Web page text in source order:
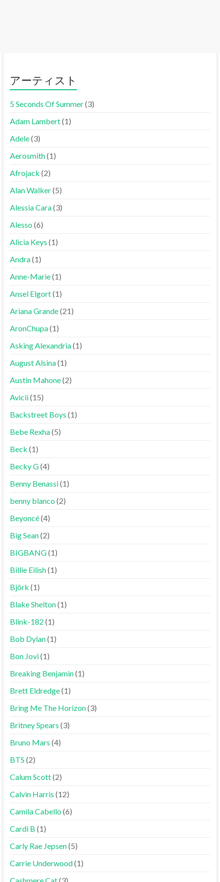
アーティスト
5 Seconds Of Summer(3)
Adam Lambert(1)
Adele(3)
Aerosmith(1)
Afrojack (2)
Alan Walker(5)
Alessia Cara(3)
Alesso(6)
Alicia Keys (1)
Andra(1)
Anne-Marie(1)
Ansel Elgort(1)
Ariana Grande(21)
AronChupa(1)
Asking Alexandria(1)
August Alsina(1)
Austin Mahone(2)
Avicii(15)
Backstreet Boys (1)
Bebe Rexha(5)
Beck (1)
Becky G(4)
Benny Benassi(1)
benny blanco(2)
Beyoncé(4)
Big Sean(2)
BIGBANG(1)
Billie Eilish(1)
Björk (1)
Blake Shelton(1)
Blink-182 (1)
Bob Dylan(1)
Bon Jovi(1)
Breaking Benjamin(1)
Brett Eldredge(1)
Bring Me The Horizon(3)
Britney Spears (3)
Bruno Mars (4)
BTS (2)
Calum Scott(2)
Calvin Harris (12)
Camila Cabello(6)
Cardi B (1)
Carly Rae Jepsen(5)
Carrie Underwood(1)